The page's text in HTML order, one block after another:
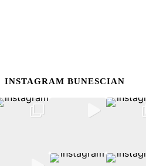
INSTAGRAM BUNESCIAN